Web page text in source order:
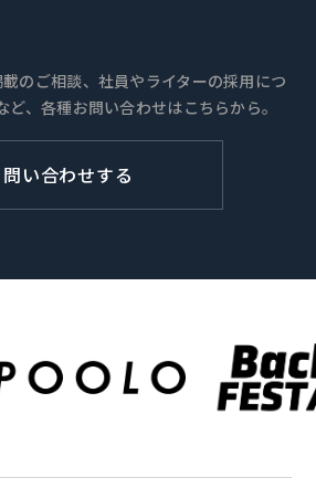
のご相談、社員やライターの採用につ
、各種お問い合わせはこちらから。
問い合わせする